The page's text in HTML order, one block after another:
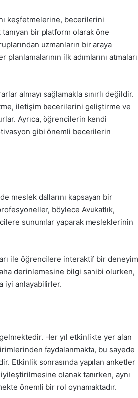
keşfetmelerine, becerilerini
bir platform olarak öne
uzmanların bir araya
ilk adımlarını atmaları
almayı sağlamakla sınırlı değildir.
iletişim becerilerini geliştirme ve
Ayrıca, öğrencilerin kendi
gibi önemli becerilerin
meslek dallarını kapsayan bir
böylece Avukatlık,
sunumlar yaparak mesleklerinin
ile öğrencilere interaktif bir deneyim
derinlemesine bilgi sahibi olurken,
iyi anlayabilirler.
Her yıl etkinlikte yer alan
faydalanmakta, bu sayede
Etkinlik sonrasında yapılan anketler
olanak tanırken, aynı
önemli bir rol oynamaktadır.